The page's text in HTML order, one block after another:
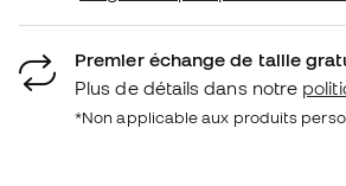
Premier échange de taille
Plus de détails dans notre
*Non applicable aux produits